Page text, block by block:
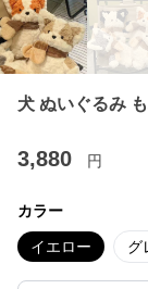
犬 ぬいぐるみ
3,880 円
カラー
イエロー グ